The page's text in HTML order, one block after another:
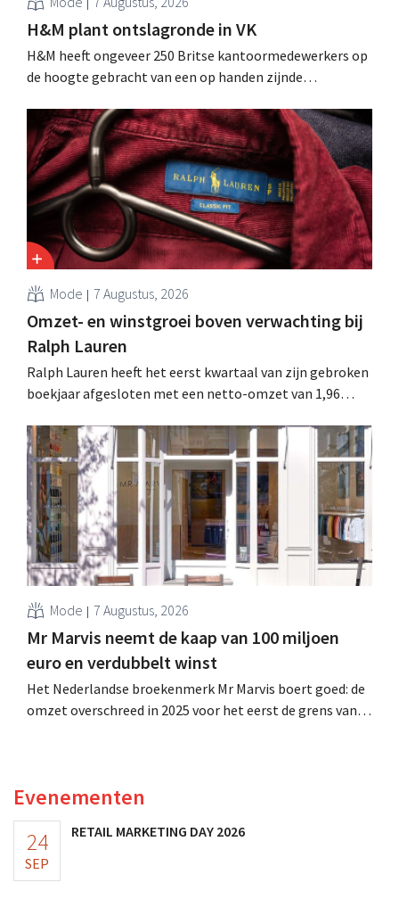
H&M plant ontslagronde in VK
H&M heeft ongeveer 250 Britse kantoormedewerkers op
de hoogte gebracht van een op handen zijnde
sanering volgt op eerdere ingrepen in Nederland, België
en Spanje waarbij al honderden jobs verloren gingen.
Mode 7 Augustus, 2026
Omzet- en winstgroei boven verwachting bij
Ralph Lauren
Ralph Lauren heeft het eerst kwartaal van zijn gebroken
boekjaar afgesloten met een netto-omzet van 1,96
is dan een jaar eerder. Na die beter dan verwachte start
verhoogt het bedrijf ook zijn vooruitzichten voor het
volledige boekjaar.
Mode 7 Augustus, 2026
Mr Marvis neemt de kaap van 100 miljoen
euro en verdubbelt winst
Het Nederlandse broekenmerk Mr Marvis boert goed: de
omzet overschreed in 2025 voor het eerst de grens van
Evenementen
24
SEP
RETAIL MARKETING DAY 2026